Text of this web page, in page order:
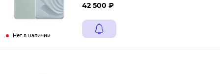
Нет в наличии
42 500 ₽